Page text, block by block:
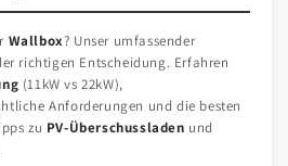
Wallbox? Unser umfassender
richtigen Entscheidung. Erfahren
(11kW vs 22kW),
Anforderungen und die besten
zu PV-Überschussladen und